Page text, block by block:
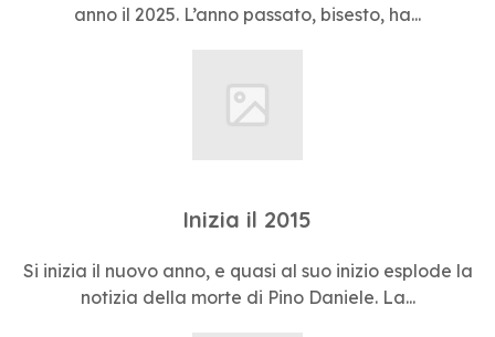
anno il 2025. L’anno passato, bisesto, ha...
Inizia il 2015
Si inizia il nuovo anno, e quasi al suo inizio esplode la
notizia della morte di Pino Daniele. La...